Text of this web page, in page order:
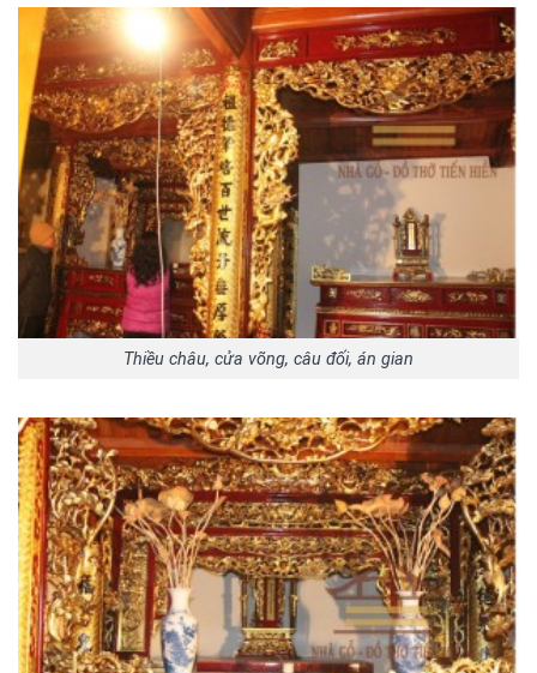
Thiều châu, cửa võng, câu đối, án gian